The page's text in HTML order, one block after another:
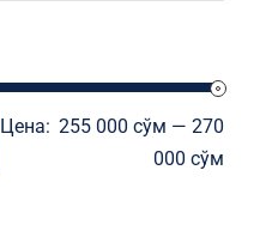
Цена: 255 000 сўм —270
000 сўм